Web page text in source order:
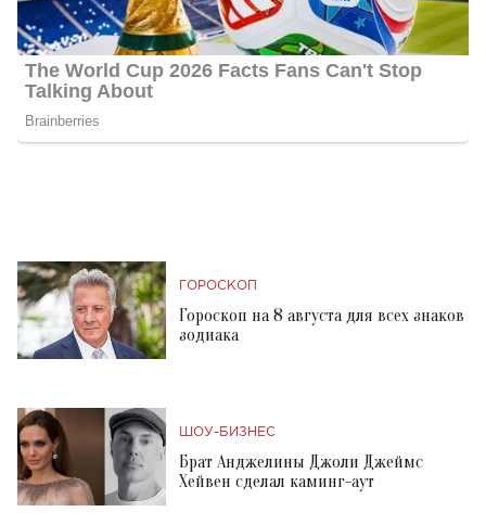
ГОРОСКОП
Гороскоп на 8 августа для всех знаков
зодиака
ШОУ-БИЗНЕС
Брат Анджелины Джоли Джеймс
Хейвен сделал каминг-аут